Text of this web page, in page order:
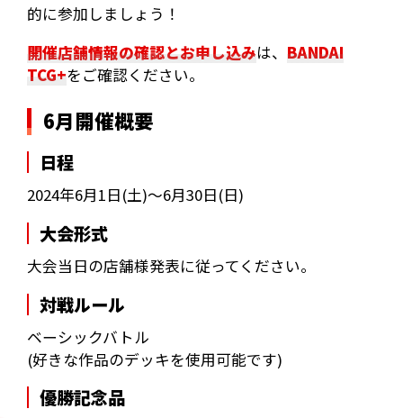
的に参加しましょう！
開催店舗情報の確認とお申し込みは、 BANDAI
TCG+をご確認ください。
6月開催概要
日程
2024年6月1日(土)～6月30日(日)
大会形式
大会当日の店舗様発表に従ってください。
対戦ルール
ベーシックバトル
(好きな作品のデッキを使用可能です)
優勝記念品